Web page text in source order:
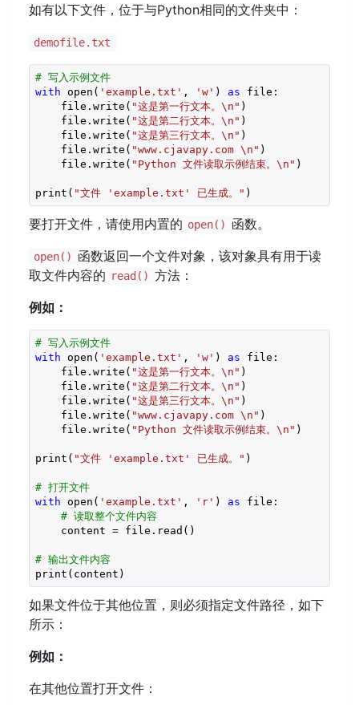
如有以下文件，位于与Python相同的文件夹中：
demofile.txt
# 写入示例文件
with open( 'example.txt' , 'w' ) as file:
    file.write(
"这是第一行文本。\n" )
    file.write(
"这是第二行文本。\n" )
    file.write(
"这是第三行文本。\n" )
    file.write(
"www.cjavapy.com \n" )
    file.write(
"Python 文件读取示例结束。\n" )
print( "文件 'example.txt' 已生成。" )
要打开文件，请使用内置的 open() 函数。
open()
函数返回一个文件对象，该对象具有用于读
取文件内容的 read() 方法：
例如：
# 写入示例文件
with open( 'example.txt' , 'w' ) as file:
    file.write(
"这是第一行文本。\n" )
    file.write(
"这是第二行文本。\n" )
    file.write(
"这是第三行文本。\n" )
    file.write(
"www.cjavapy.com \n" )
    file.write(
"Python 文件读取示例结束。\n" )
print( "文件 'example.txt' 已生成。" )
# 打开文件
with open( 'example.txt' , 'r' ) as file:
# 读取整个文件内容
    content = file.read()
# 输出文件内容
print(content)
如果文件位于其他位置，则必须指定文件路径，如下
所示：
例如：
在其他位置打开文件：